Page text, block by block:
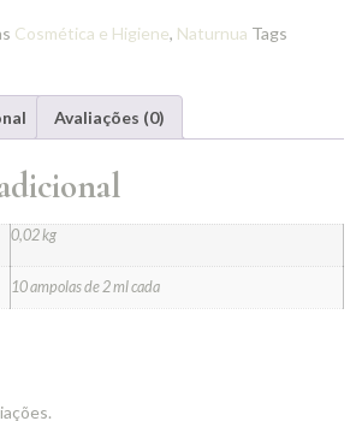
Cosmética e Higiene, Naturnua Tags
Avaliações (0)
0,02 kg
10 ampolas de 2 ml cada